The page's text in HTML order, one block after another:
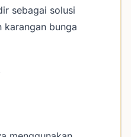
sebagai solusi
karangan bunga